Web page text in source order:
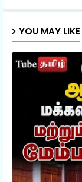
YOU MAY LIKE